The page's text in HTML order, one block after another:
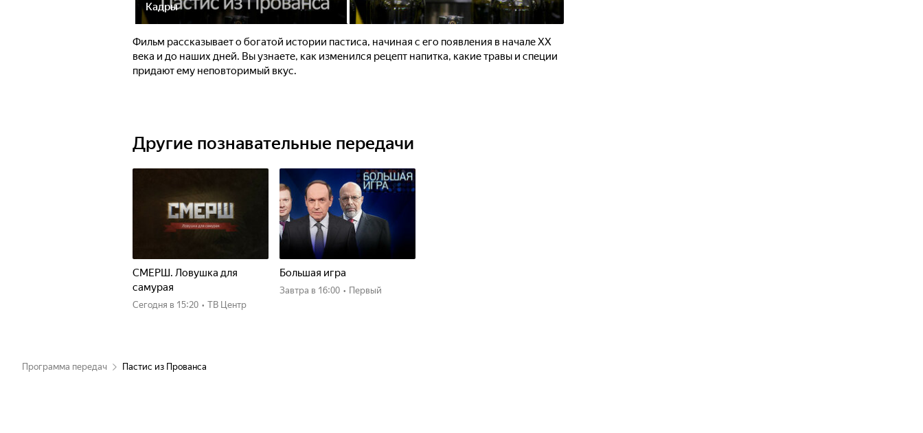
Кадры
Фильм рассказывает о богатой истории пастиса, начиная с его появления в начале XX
века и до наших дней. Вы узнаете, как изменился рецепт напитка, какие травы и специи
придают ему неповторимый вкус.
Другие познавательные передачи
СМЕРШ. Ловушка для
самурая
Сегодня в 15:20 • ТВ Центр
Большая игра
Завтра в 16:00 • Первый
Программа передач Пастис из Прованса